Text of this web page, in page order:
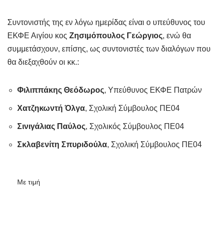
Συντονιστής της εν λόγω ημερίδας είναι ο υπεύθυνος του
ΕΚΦΕ Αιγίου κος Ζησιμόπουλος Γεώργιος, ενώ θα
συμμετάσχουν, επίσης, ως συντονιστές των διαλόγων που
θα διεξαχθούν οι κκ.:
Φιλιππάκης Θεόδωρος, Υπεύθυνος ΕΚΦΕ Πατρών
Χατζηκωντή Όλγα, Σχολική Σύμβουλος ΠΕ04
Σινιγάλιας Παύλος, Σχολικός Σύμβουλος ΠΕ04
Σκλαβενίτη Σπυριδούλα, Σχολική Σύμβουλος ΠΕ04
Με τιμή